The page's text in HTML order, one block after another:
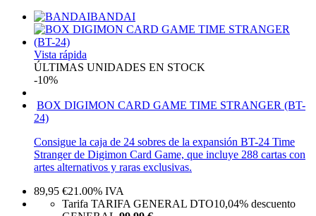
BANDAI
Vista rápida
ÚLTIMAS UNIDADES EN STOCK
-10%
BOX DIGIMON CARD GAME TIME STRANGER (BT-
24)
Consigue la caja de 24 sobres de la expansión BT-24 Time
Stranger de Digimon Card Game, que incluye 288 cartas con
artes alternativos y raras exclusivas.
89,95 €21.00% IVA
Tarifa TARIFA GENERAL DTO10,04% descuento